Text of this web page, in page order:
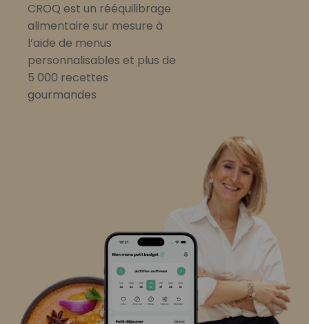
CROQ est un rééquilibrage
alimentaire sur mesure à
l’aide de menus
personnalisables et plus de
5 000 recettes
gourmandes